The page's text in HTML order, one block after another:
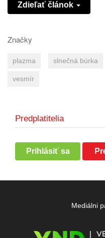
Zdieľať článok
Značky
plazma slnečná búrka
vesmír
Predplatitelia
Prihlásiť sa
Mediálni